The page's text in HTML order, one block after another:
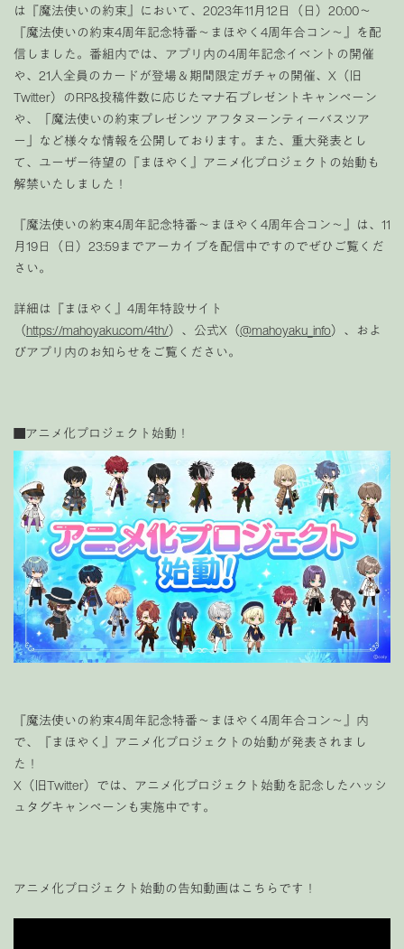
は『魔法使いの約束』において、2023年11月12日（日）20:00〜
『魔法使いの約束4周年記念特番〜まほやく4周年合コン〜』を配
信しました。番組内では、アプリ内の4周年記念イベントの開催
や、21人全員のカードが登場＆期間限定ガチャの開催、X（旧
Twitter）のRP&投稿件数に応じたマナ石プレゼントキャンペーン
や、
「魔法使いの約束プレゼンツ アフタヌーンティーバスツア
ー」 など様々な情報を公開しております。また、重大発表とし
て、ユーザー待望の『まほやく』アニメ化プロジェクトの始動も
解禁いたしました！
『魔法使いの約束4周年記念特番〜まほやく4周年合コン〜』は、11
月19日（日）23:59までアーカイブを配信中ですのでぜひご覧くだ
さい。
詳細は 『まほやく』4周年特設サイト
（https://mahoyaku.com/4th/）、 公式X（@mahoyaku_info）、およ
びアプリ内のお知らせをご覧ください。
■アニメ化プロジェクト始動！
『魔法使いの約束4周年記念特番〜まほやく4周年合コン〜』内
で、『まほやく』アニメ化プロジェクトの始動が発表されまし
た！
X（旧Twitter）では、アニメ化プロジェクト始動を記念したハッシ
ュタグキャンペーンも実施中です。
アニメ化プロジェクト始動の告知動画はこちらです！